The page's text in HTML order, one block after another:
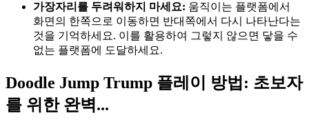
가장자리를 두려워하지 마세요: 움직이는 플랫폼에서
화면의 한쪽으로 이동하면 반대쪽에서 다시 나타난다는
것을 기억하세요. 이를 활용하여 그렇지 않으면 닿을 수
없는 플랫폼에 도달하세요.
Doodle Jump Trump 플레이 방법: 초보자
를 위한 완벽...